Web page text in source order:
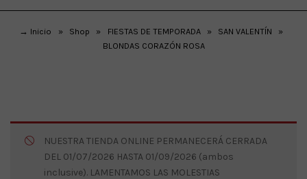
→ Inicio » Shop » FIESTAS DE TEMPORADA » SAN VALENTÍN
»
BLONDAS CORAZÓN ROSA
NUESTRA TIENDA ONLINE PERMANECERÁ CERRADA
DEL 01/07/2026 HASTA 01/09/2026 (ambos
inclusive). LAMENTAMOS LAS MOLESTIAS